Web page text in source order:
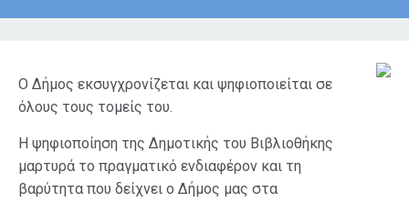
Ο Δήμος εκσυγχρονίζεται και ψηφιοποιείται σε
όλους τους τομείς του.
Η ψηφιοποίηση της Δημοτικής του Βιβλιοθήκης
μαρτυρά το πραγματικό ενδιαφέρον και τη
βαρύτητα που δείχνει ο Δήμος μας στα